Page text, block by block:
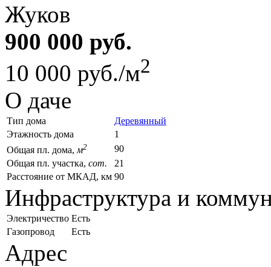
Жуков
900 000 руб.
10 000 руб./м2
О даче
Тип дома
Деревянный
Этажность дома
1
Общая пл. дома, м2
90
Общая пл. участка, сот.
21
Расстояние от МКАД, км 90
Инфраструктура и
Электричество Есть
Газопровод
Есть
Адрес